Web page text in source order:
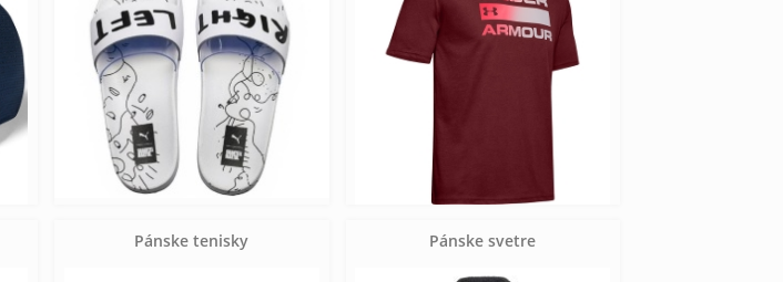
Pánske tenisky Pánske svetre